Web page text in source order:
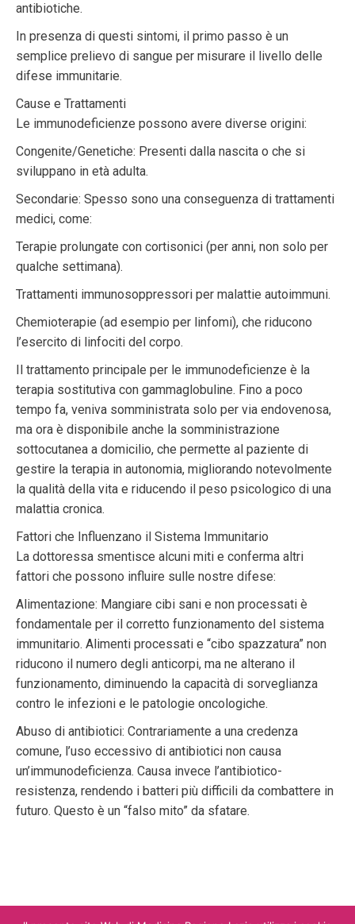
antibiotiche.
In presenza di questi sintomi, il primo passo è un
semplice prelievo di sangue per misurare il livello delle
difese immunitarie.
Cause e Trattamenti
Le immunodeficienze possono avere diverse origini:
Congenite/Genetiche: Presenti dalla nascita o che si
sviluppano in età adulta.
Secondarie: Spesso sono una conseguenza di trattamenti
medici, come:
Terapie prolungate con cortisonici (per anni, non solo per
qualche settimana).
Trattamenti immunosoppressori per malattie autoimmuni.
Chemioterapie (ad esempio per linfomi), che riducono
l’esercito di linfociti del corpo.
Il trattamento principale per le immunodeficienze è la
terapia sostitutiva con gammaglobuline. Fino a poco
tempo fa, veniva somministrata solo per via endovenosa,
ma ora è disponibile anche la somministrazione
sottocutanea a domicilio, che permette al paziente di
gestire la terapia in autonomia, migliorando notevolmente
la qualità della vita e riducendo il peso psicologico di una
malattia cronica.
Fattori che Influenzano il Sistema Immunitario
La dottoressa smentisce alcuni miti e conferma altri
fattori che possono influire sulle nostre difese:
Alimentazione: Mangiare cibi sani e non processati è
fondamentale per il corretto funzionamento del sistema
immunitario. Alimenti processati e “cibo spazzatura” non
riducono il numero degli anticorpi, ma ne alterano il
funzionamento, diminuendo la capacità di sorveglianza
contro le infezioni e le patologie oncologiche.
Abuso di antibiotici: Contrariamente a una credenza
comune, l’uso eccessivo di antibiotici non causa
un’immunodeficienza. Causa invece l’antibiotico-
resistenza, rendendo i batteri più difficili da combattere in
futuro. Questo è un “falso mito” da sfatare.